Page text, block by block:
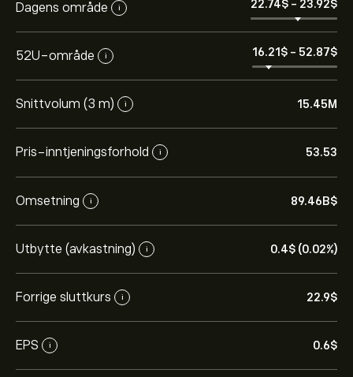
Dagens område i 22.74‎$‎ - 23.92‎$‎
52U-område i 16.21‎$‎ - 52.87‎$‎
Snittvolum (3 m) i 15.45M
Pris-inntjeningsforhold i 53.53
Omsetning i 89.46B‎$‎
Utbytte (avkastning) i 0.4‎$‎ (0.02%)
Forrige sluttkurs i 22.9‎$‎
EPS i 0.6‎$‎
Den nåværende prisen på 1787.HK er 23.38‎$‎.
Mining Co Ltd er 23.38‎$‎.
på eToro for
Analytikere gir forventninger for Shandong Gold Mining
Co Ltd basert på markedstrender, finansielle rapporter